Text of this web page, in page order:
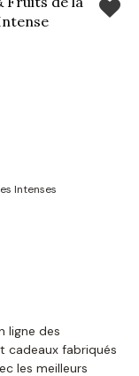
Intenses
ligne des
cadeaux fabriqués
les meilleurs